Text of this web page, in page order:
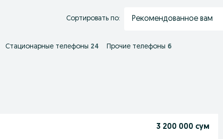
Сортировать по: Рекомендованное вам
Стационарные телефоны 24 Прочие телефоны 6
3 200 000 сум